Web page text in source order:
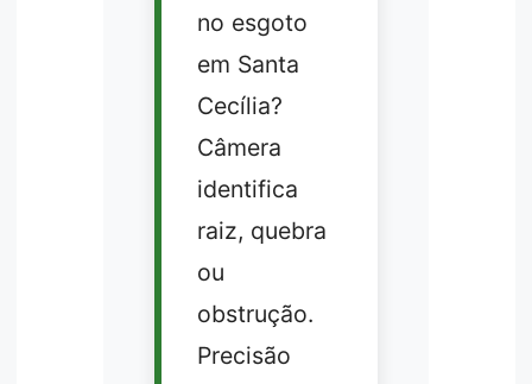
no esgoto
em Santa
Cecília?
Câmera
identifica
raiz, quebra
ou
obstrução.
Precisão